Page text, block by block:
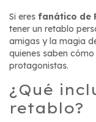
Si eres fanático de
tener un retablo
amigas y la magia
quienes saben
protagonistas.
¿Qué
retablo?